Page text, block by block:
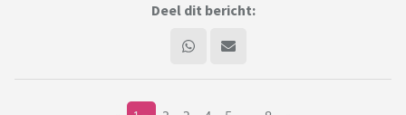
Deel dit bericht: